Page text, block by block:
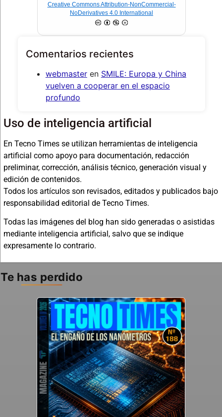
Creative Commons Attribution-NonCommercial-
NoDerivatives 4.0 International
Comentarios recientes
webmasteren SMILE: Europa y China
vuelven a cooperar en el espacio
profundo
Uso de inteligencia artificial
En Tecno Times se utilizan herramientas de inteligencia
artificial como apoyo para documentación, redacción
preliminar, corrección, análisis técnico, generación visual y
edición de contenidos.
Todos los artículos son revisados, editados y publicados bajo
responsabilidad editorial de Tecno Times.
Todas las imágenes del blog han sido generadas o asistidas
mediante inteligencia artificial, salvo que se indique
expresamente lo contrario.
Te has perdido